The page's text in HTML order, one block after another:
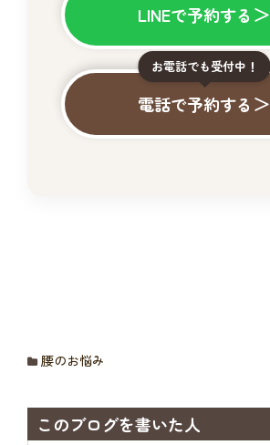
LINEで予約する ＞
お電話でも受付中！
電話で予約する ＞
腰のお悩み
このブログを書いた人